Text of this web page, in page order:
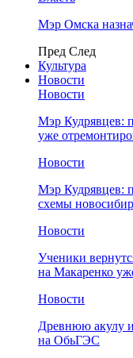
Мэр Омска
Пред След
Культура
Новости
Новости
Мэр Кудрявцев:
уже
Новости
Мэр Кудрявцев:
схемы
Новости
Ученики
на Макаренко
Новости
Древнюю акулу
на ОбьГЭС